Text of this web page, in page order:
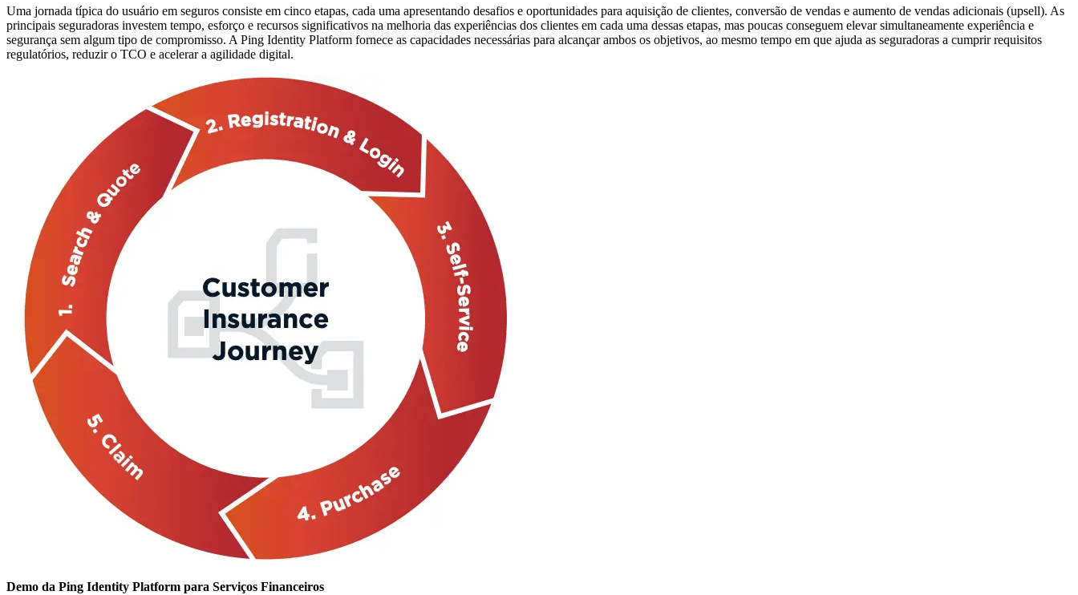
Uma jornada típica do usuário em seguros consiste em cinco etapas, cada uma apresentando desafios e oportunidades para aquisição de clientes, conversão de vendas e aumento de vendas adicionais (upsell). As
principais seguradoras investem tempo, esforço e recursos significativos na melhoria das experiências dos clientes em cada uma dessas etapas, mas poucas conseguem elevar simultaneamente experiência e
segurança sem algum tipo de compromisso. A Ping Identity Platform fornece as capacidades necessárias para alcançar ambos os objetivos, ao mesmo tempo em que ajuda as seguradoras a cumprir requisitos
regulatórios, reduzir o TCO e acelerar a agilidade digital.
Demo da Ping Identity Platform para Serviços Financeiros